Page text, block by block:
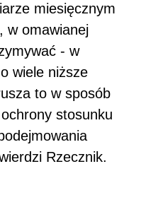
miesięcznym
w omawianej
- w
wiele niższe
to w sposób
stosunku
Rzecznik.